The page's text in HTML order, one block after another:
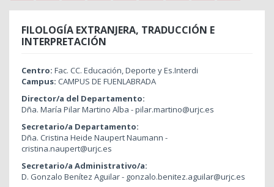
FILOLOGÍA EXTRANJERA, TRADUCCIÓN E
INTERPRETACIÓN
Centro: Fac. CC. Educación, Deporte y Es.Interdi
Campus: CAMPUS DE FUENLABRADA
Director/a del Departamento:
Dña. María Pilar Martino Alba - pilar.martino@urjc.es
Secretario/a Departamento:
Dña. Cristina Heide Naupert Naumann -
cristina.naupert@urjc.es
Secretario/a Administrativo/a:
D. Gonzalo Benítez Aguilar - gonzalo.benitez.aguilar@urjc.es